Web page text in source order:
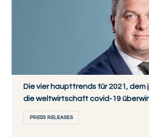
Die vier haupttrends für 2021, dem
die weltwirtschaft covid-19
PRESS RELEASES